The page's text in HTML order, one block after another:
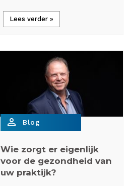
Lees verder »
person_outline Blog
Wie zorgt er eigenlijk
voor de gezondheid van
uw praktijk?